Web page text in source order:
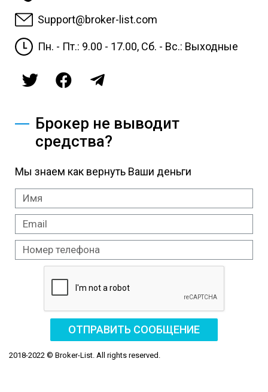
Support@broker-list.com
Пн. - Пт.: 9.00 - 17.00, Сб. - Вс.: Выходные
Брокер не выводит
средства?
Мы знаем как вернуть Ваши деньги
ОТПРАВИТЬ СООБЩЕНИЕ
2018-2022 © Broker-List. All rights reserved.